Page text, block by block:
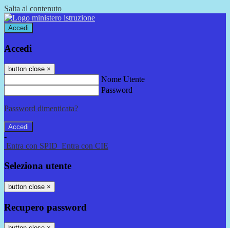
Salta al contenuto
Accedi
Accedi
button close ×
Nome Utente
Password
Password dimenticata?
-
Entra con SPID Entra con CIE
Seleziona utente
button close ×
Recupero password